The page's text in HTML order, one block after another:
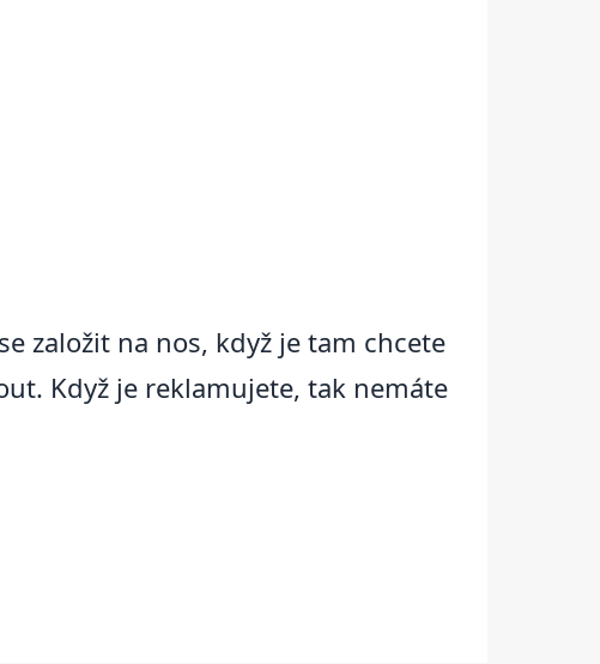
založit na nos, když je tam chcete
Když je reklamujete, tak nemáte